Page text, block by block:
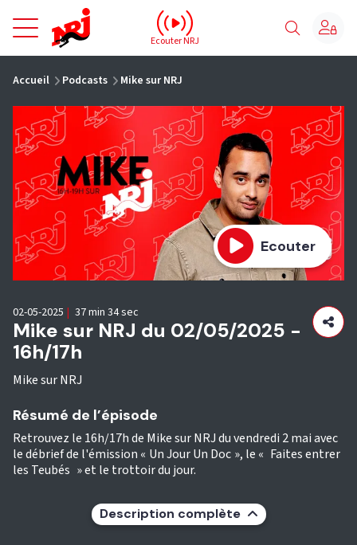
NRJ - Accueil
Ecouter NRJ
Accueil Podcasts Mike sur NRJ
Ecouter
Mike sur NRJ du 02/05/2025 -
16h/17h
Mike sur NRJ
02-05-2025 | 37 min 34 sec
Résumé de l’épisode
Retrouvez le 16h/17h de Mike sur NRJ du vendredi 2 mai avec
le débrief de l'émission « Un Jour Un Doc », le « Faites entrer
les Teubés » et le trottoir du jour.
Description complète